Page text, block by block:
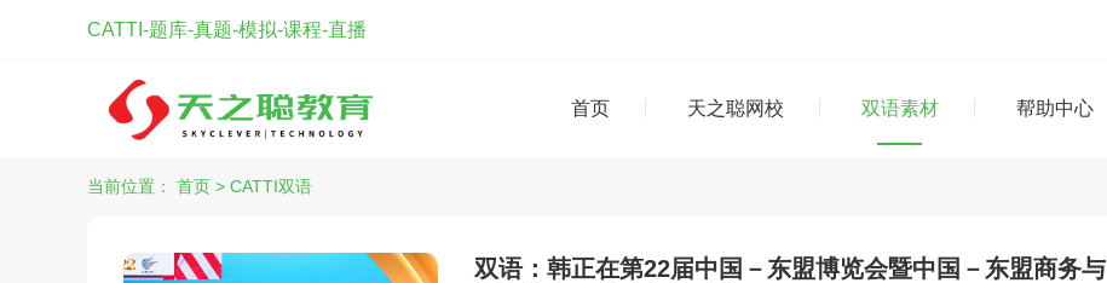
CATTI-题库-真题-模拟-课程-直播
首页 天之聪网校 双语素材 帮助中心
当前位置： 首页 > CATTI双语
双语：韩正在第22届中国－东盟博览会暨中国－东盟商务与